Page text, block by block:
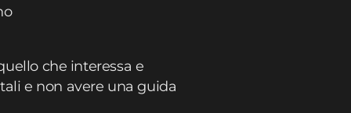
che interessa e
e non avere una guida